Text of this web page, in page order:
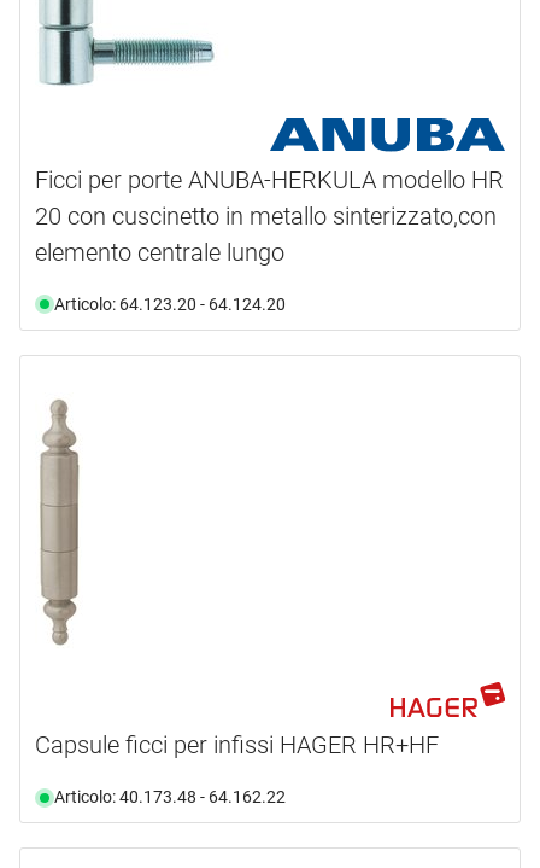
Ficci per porte ANUBA-HERKULA modello HR
20 con cuscinetto in metallo sinterizzato,con
elemento centrale lungo
Articolo: 64.123.20 - 64.124.20
Capsule ficci per infissi HAGER HR+HF
Articolo: 40.173.48 - 64.162.22